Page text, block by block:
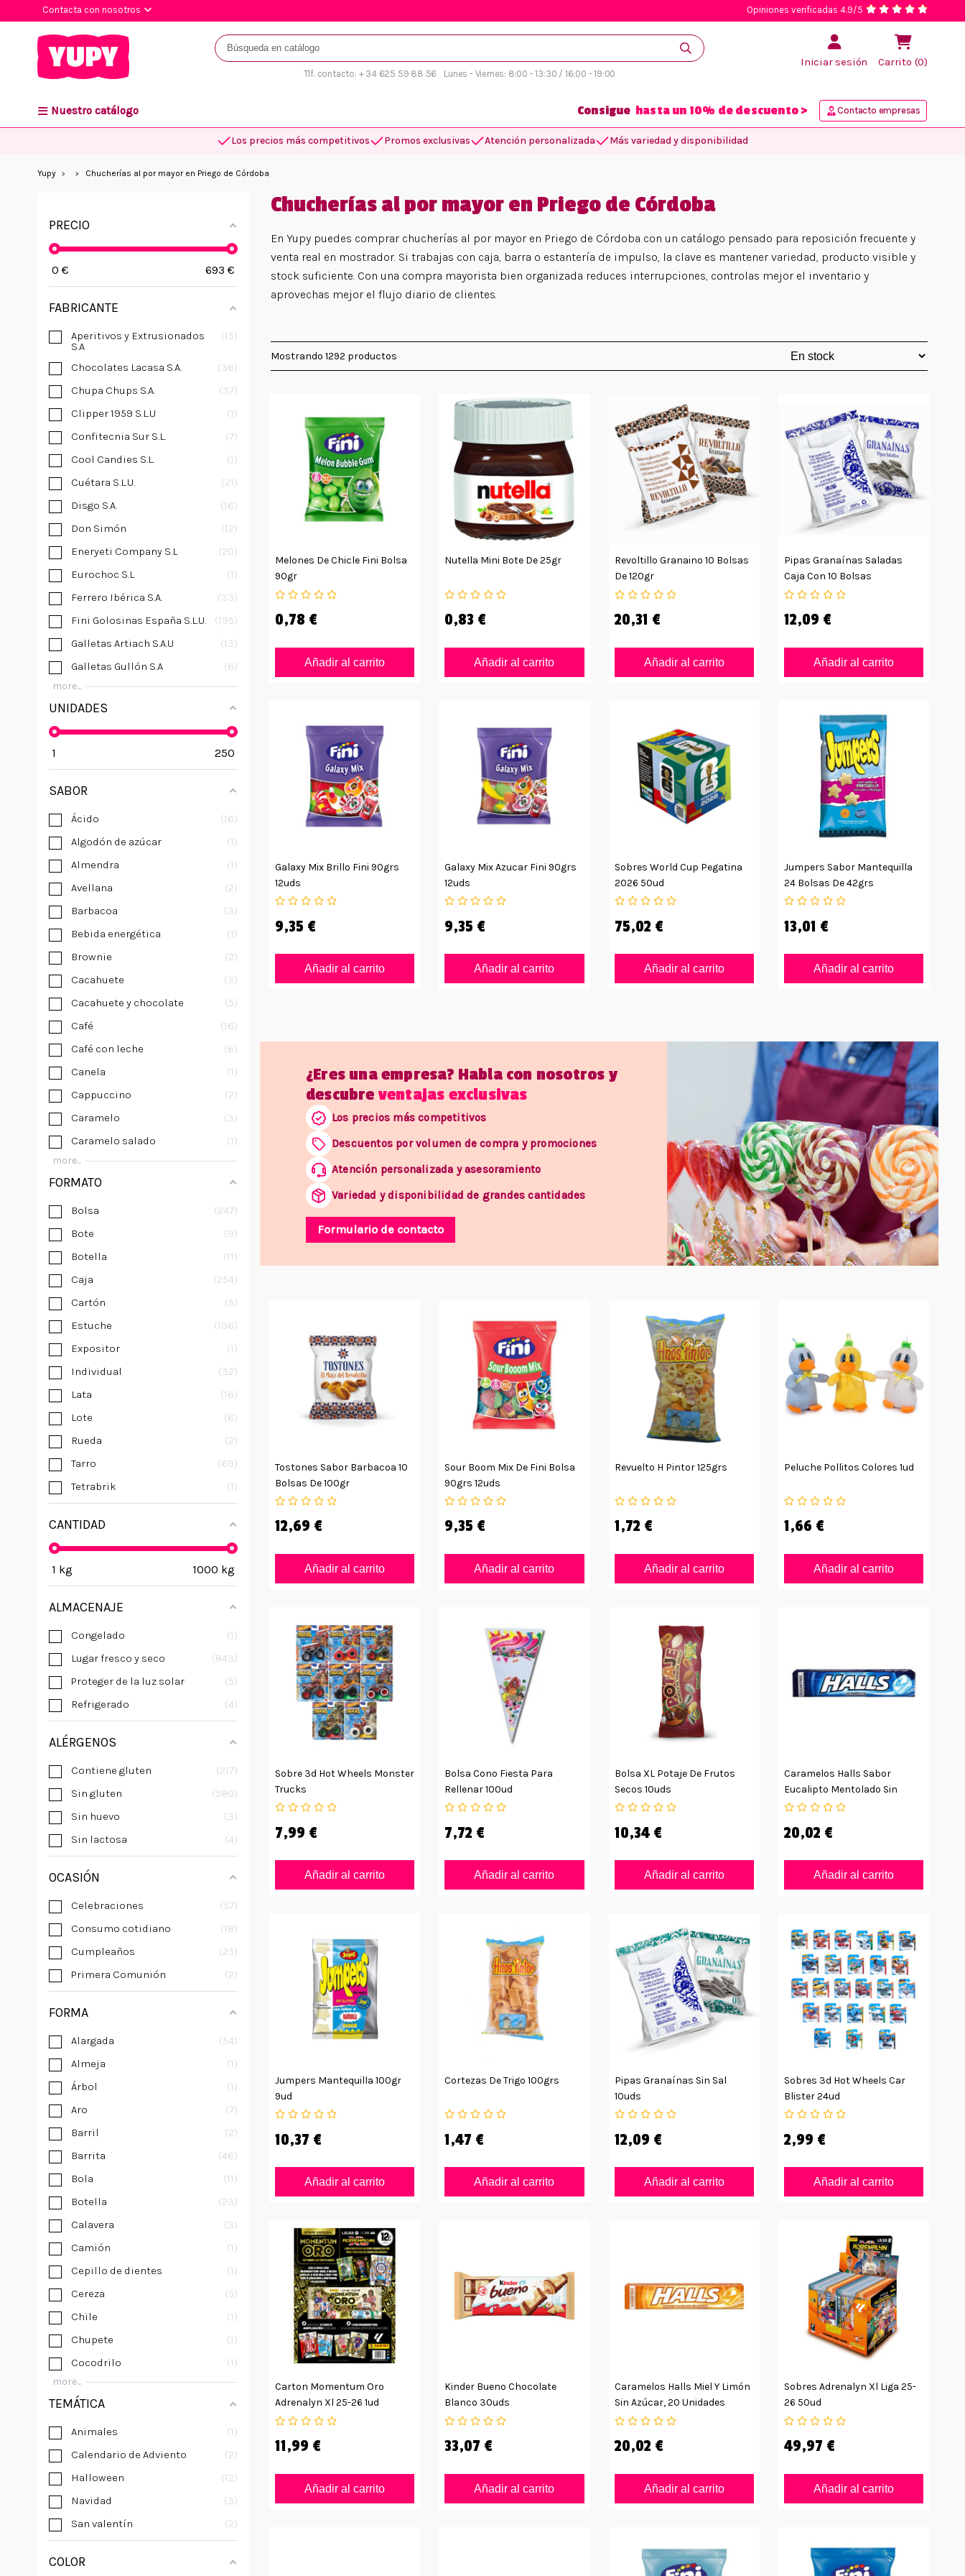
Contacta con nosotros Opiniones verificadas 4.9/5
Tlf. contacto: + 34 625 59 88 56 Lunes - Viernes: 8:00 - 13:30 / 16:00 - 19:00
Iniciar sesión Carrito (0)
Nuestro catálogo Consigue hasta un 10% de descuento > Contacto empresas
Los precios más competitivos Promos exclusivas Atención personalizada Más variedad y disponibilidad
Yupy Chucherías al por mayor en Priego de Córdoba
PRECIO
0 € 693 €
FABRICANTE
Aperitivos y Extrusionados
S.A
15
Chocolates Lacasa S.A.
36
Chupa Chups S.A.
37
Clipper 1959 S.L.U
1
Confitecnia Sur S.L.
7
Cool Candies S.L.
1
Cuétara S.L.U.
21
Disgo S.A.
16
Don Simón
12
Eneryeti Company S.L
20
Eurochoc S.L
1
Ferrero Ibérica S.A.
33
Fini Golosinas España S.L.U.
195
Galletas Artiach S.A.U
13
Galletas Gullón S.A
6
more...
UNIDADES
1 250
SABOR
Ácido
16
Algodón de azúcar
1
Almendra
1
Avellana
2
Barbacoa
3
Bebida energética
1
Brownie
2
Cacahuete
3
Cacahuete y chocolate
5
Café
16
Café con leche
6
Canela
1
Cappuccino
2
Caramelo
3
Caramelo salado
1
more...
FORMATO
Bolsa
247
Bote
9
Botella
11
Caja
254
Cartón
5
Estuche
196
Expositor
1
Individual
32
Lata
16
Lote
6
Rueda
2
Tarro
69
Tetrabrik
1
CANTIDAD
1 kg 1000 kg
ALMACENAJE
Congelado
1
Lugar fresco y seco
843
Proteger de la luz solar
5
Refrigerado
4
ALÉRGENOS
Contiene gluten
217
Sin gluten
580
Sin huevo
3
Sin lactosa
4
OCASIÓN
Celebraciones
57
Consumo cotidiano
18
Cumpleaños
25
Primera Comunión
2
FORMA
Alargada
54
Almeja
1
Árbol
1
Aro
7
Barril
2
Barrita
46
Bola
11
Botella
23
Calavera
3
Camión
1
Cepillo de dientes
1
Cereza
5
Chile
1
Chupete
1
Cocodrilo
1
more...
TEMÁTICA
Animales
1
Calendario de Adviento
2
Halloween
12
Navidad
3
San valentín
2
COLOR
Chucherías al por mayor en Priego de Córdoba
En Yupy puedes comprar chucherías al por mayor en Priego de Córdoba con un catálogo pensado para reposición frecuente y
venta real en mostrador. Si trabajas con caja, barra o estantería de impulso, la clave es mantener variedad, producto visible y
stock suficiente. Con una compra mayorista bien organizada reduces interrupciones, controlas mejor el inventario y
aprovechas mejor el flujo diario de clientes.
Mostrando 1292 productos
Melones De Chicle Fini Bolsa
90gr
0,78 €
Añadir al carrito
Nutella Mini Bote De 25gr
0,83 €
Añadir al carrito
Revoltillo Granaino 10 Bolsas
De 120gr
20,31 €
Añadir al carrito
Pipas Granaínas Saladas
Caja Con 10 Bolsas
12,09 €
Añadir al carrito
Galaxy Mix Brillo Fini 90grs
12uds
9,35 €
Añadir al carrito
Galaxy Mix Azucar Fini 90grs
12uds
9,35 €
Añadir al carrito
Sobres World Cup Pegatina
2026 50ud
75,02 €
Añadir al carrito
Jumpers Sabor Mantequilla
24 Bolsas De 42grs
13,01 €
Añadir al carrito
¿Eres una empresa? Habla con nosotros y
descubreventajas exclusivas
Los precios más competitivos
Descuentos por volumen de compra y promociones
Atención personalizada y asesoramiento
Variedad y disponibilidad de grandes cantidades
Formulario de contacto
Tostones Sabor Barbacoa 10
Bolsas De 100gr
12,69 €
Añadir al carrito
Sour Boom Mix De Fini Bolsa
90grs 12uds
9,35 €
Añadir al carrito
Revuelto H Pintor 125grs
1,72 €
Añadir al carrito
Peluche Pollitos Colores 1ud
1,66 €
Añadir al carrito
Sobre 3d Hot Wheels Monster
Trucks
7,99 €
Añadir al carrito
Bolsa Cono Fiesta Para
Rellenar 100ud
7,72 €
Añadir al carrito
Bolsa XL Potaje De Frutos
Secos 10uds
10,34 €
Añadir al carrito
Caramelos Halls Sabor
Eucalipto Mentolado Sin
Azúcar
20,02 €
Añadir al carrito
Jumpers Mantequilla 100gr
9ud
10,37 €
Añadir al carrito
Cortezas De Trigo 100grs
1,47 €
Añadir al carrito
Pipas Granaínas Sin Sal
10uds
12,09 €
Añadir al carrito
Sobres 3d Hot Wheels Car
Blister 24ud
2,99 €
Añadir al carrito
Carton Momentum Oro
Adrenalyn Xl 25-26 1ud
11,99 €
Añadir al carrito
Kinder Bueno Chocolate
Blanco 30uds
33,07 €
Añadir al carrito
Caramelos Halls Miel Y Limón
Sin Azúcar, 20 Unidades
20,02 €
Añadir al carrito
Sobres Adrenalyn Xl Liga 25-
26 50ud
49,97 €
Añadir al carrito